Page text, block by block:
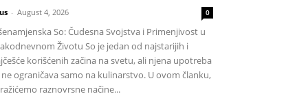
- August 4, 2026 0
So: Čudesna Svojstva i Primenjivost u
Životu So je jedan od najstarijih i
korišćenih začina na svetu, ali njena upotreba
ne ograničava samo na kulinarstvo. U ovom članku,
raznovrsne načine...